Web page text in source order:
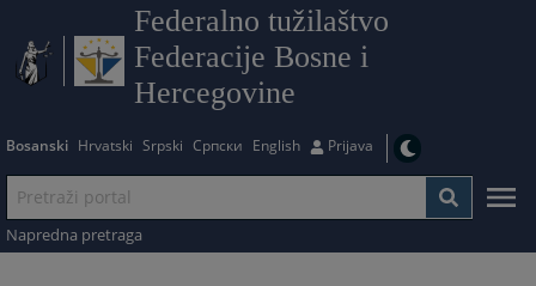
Federalno tužilaštvo
Federacije Bosne i
Hercegovine
Bosanski Hrvatski Srpski Српски English Prijava
Napredna pretraga